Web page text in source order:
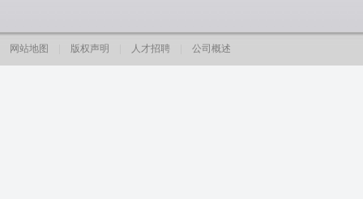
网站地图 版权声明 人才招聘 公司概述